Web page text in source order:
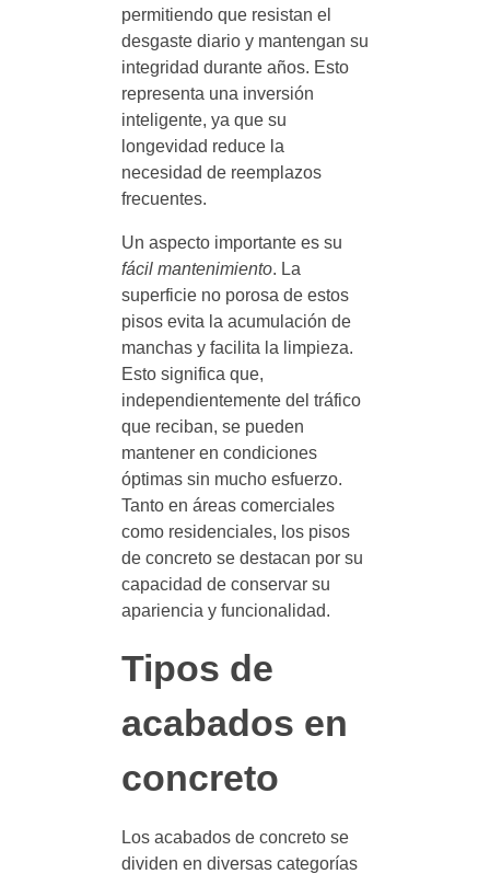
permitiendo que resistan el
desgaste diario y mantengan su
integridad durante años. Esto
representa una inversión
inteligente, ya que su
longevidad reduce la
necesidad de reemplazos
frecuentes.
Un aspecto importante es su
fácil mantenimiento. La
superficie no porosa de estos
pisos evita la acumulación de
manchas y facilita la limpieza.
Esto significa que,
independientemente del tráfico
que reciban, se pueden
mantener en condiciones
óptimas sin mucho esfuerzo.
Tanto en áreas comerciales
como residenciales, los pisos
de concreto se destacan por su
capacidad de conservar su
apariencia y funcionalidad.
Tipos de
acabados en
concreto
Los acabados de concreto se
dividen en diversas categorías